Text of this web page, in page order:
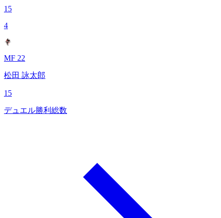
15
4
MF 22
松田 詠太郎
15
デュエル勝利総数